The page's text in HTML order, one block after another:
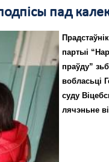
пад
партыі
праўду”
вобласьці
суду
лячэньне